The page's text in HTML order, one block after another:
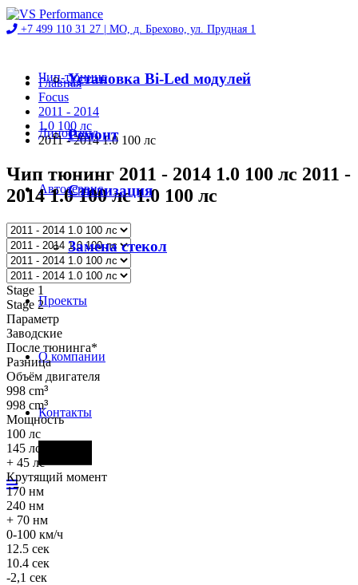
+7 499 110 31 27 | МО, д. Брехово, ул. Прудная 1
Чип-тюнинг
Диностенд
Автосервис
Магазин
Проекты
О компании
Контакты
Установка Bi-Led модулей
Ремонт
Стилизация
Замена стекол
Главная
Focus
2011 - 2014
1.0 100 лс
2011 - 2014 1.0 100 лс
Чип тюнинг 2011 - 2014 1.0 100 лс 2011 -
2014 1.0 100 лс 1.0 100 лс
Stage 1
Stage 2
Параметр
Заводские
После тюнинга*
Разница
Объём двигателя
998 cm³
998 cm³
Мощность
100 лс
145 лс
+ 45 лс
Крутящий момент
170 нм
240 нм
+ 70 нм
0-100 км/ч
12.5 сек
10.4 сек
-2,1 сек